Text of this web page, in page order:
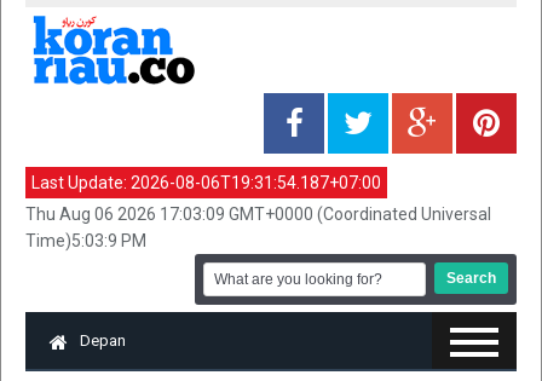
Last Update: 2026-08-06T19:31:54.187+07:00
Thu Aug 06 2026 17:03:09 GMT+0000 (Coordinated Universal
Time)5:03:9 PM
Depan